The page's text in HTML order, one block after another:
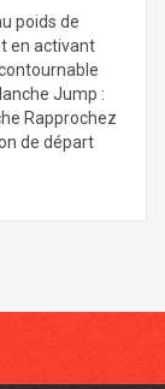
poids de
en activant
Jump :
Rapprochez
de départ